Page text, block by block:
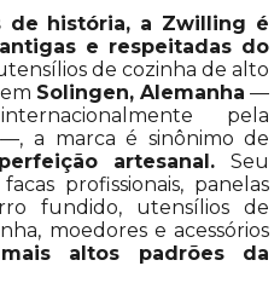
de história, a Zwilling é
e respeitadas do
de cozinha de alto
Solingen, Alemanha —
pela
a marca é sinônimo de
artesanal. Seu
profissionais, panelas
fundido, utensílios de
moedores e acessórios
mais altos padrões da